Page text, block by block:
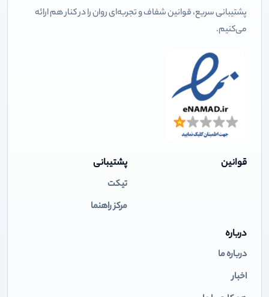
پشتیبانی سریع، قوانین شفاف و تجربه‌ای روان را در کنار هم ارائه
می‌کنیم.
قوانین پشتیبانی
تیکت
مرکز راهنما
درباره
درباره ما
اخبار